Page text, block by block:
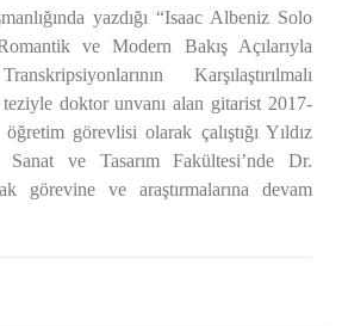
yazdığı “Isaac Albeniz Solo
ve Modern Bakış Açılarıyla
Karşılaştırılmalı
teziyle doktor unvanı alan gitarist 2017-
öğretim görevlisi olarak çalıştığı Yıldız
ve Tasarım Fakültesi’nde Dr.
görevine ve araştırmalarına devam